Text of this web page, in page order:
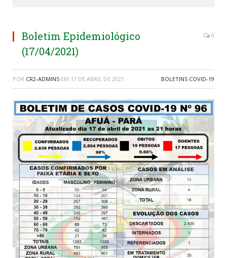
Boletim Epidemiológico
(17/04/2021)
0
POR CR2-ADMIN5 EM 17 DE ABRIL DE 2021 BOLETINS COVID-19